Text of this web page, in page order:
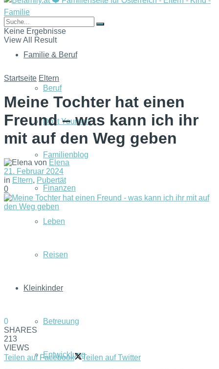
Familie & Beruf
Beruf
Do it Yourself
Familienblog
Finanzen
Leben
Reisen
Kleinkinder
Betreuung
Entwicklung
Keine Ergebnisse
View All Result
Startseite Eltern
Meine Tochter hat einen
Freund – was kann ich ihr
mit auf den Weg geben
von Elena
21. Februar 2024
in Eltern, Pubertät
0
0
SHARES
213
VIEWS
Teilen auf Facebook
Teilen auf Twitter